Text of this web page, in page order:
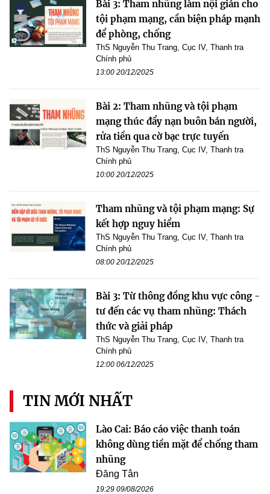
Bài 3: Tham nhũng làm nội gián cho
tội phạm mạng, cần biện pháp mạnh
để phòng, chống
ThS Nguyễn Thu Trang, Cục IV, Thanh tra
Chính phủ
13:00 20/12/2025
Bài 2: Tham nhũng và tội phạm
mạng thúc đẩy nạn buôn bán người,
rửa tiền qua cờ bạc trực tuyến
ThS Nguyễn Thu Trang, Cục IV, Thanh tra
Chính phủ
10:00 20/12/2025
Tham nhũng và tội phạm mạng: Sự
kết hợp nguy hiểm
ThS Nguyễn Thu Trang, Cục IV, Thanh tra
Chính phủ
08:00 20/12/2025
Bài 3: Từ thông đồng khu vực công -
tư đến các vụ tham nhũng: Thách
thức và giải pháp
ThS Nguyễn Thu Trang, Cục IV, Thanh tra
Chính phủ
12:00 06/12/2025
TIN MỚI NHẤT
Lào Cai: Báo cáo việc thanh toán
không dùng tiền mặt để chống tham
nhũng
Đăng Tân
19:29 09/08/2026